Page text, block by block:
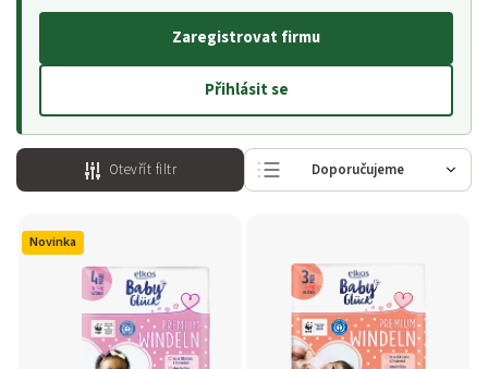
Zaregistrovat firmu
Přihlásit se
Doporučujeme
Nejprodávanější
Abecedně
Otevřít filtr
Novinka